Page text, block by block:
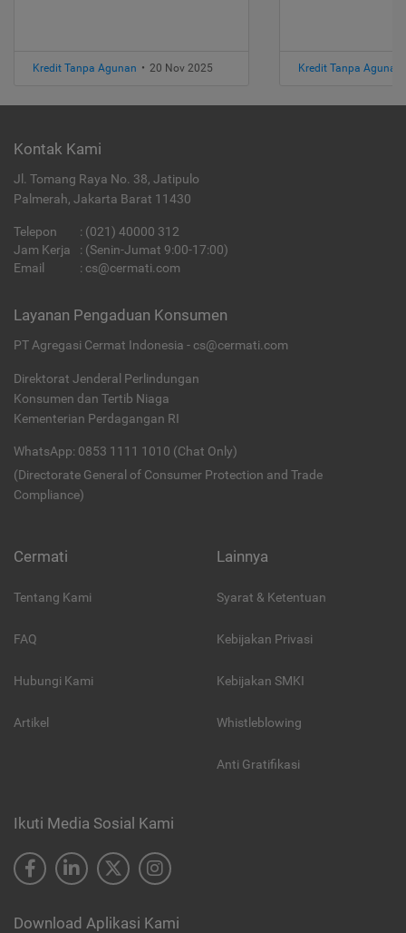
Kredit Tanpa Agunan • 20 Nov 2025 Kredit Tanpa Agunan
Kontak Kami
Jl. Tomang Raya No. 38, Jatipulo
Palmerah, Jakarta Barat 11430
Telepon : (021) 40000 312
Jam Kerja
: (Senin-Jumat 9:00-17:00)
Email
: cs@cermati.com
Layanan Pengaduan Konsumen
PT Agregasi Cermat Indonesia - cs@cermati.com
Direktorat Jenderal Perlindungan
Konsumen dan Tertib Niaga
Kementerian Perdagangan RI
WhatsApp: 0853 1111 1010 (Chat Only)
(Directorate General of Consumer Protection and Trade
Compliance)
Cermati
Tentang Kami
FAQ
Hubungi Kami
Artikel
Lainnya
Syarat & Ketentuan
Kebijakan Privasi
Kebijakan SMKI
Whistleblowing
Anti Gratifikasi
Ikuti Media Sosial Kami
Download Aplikasi Kami